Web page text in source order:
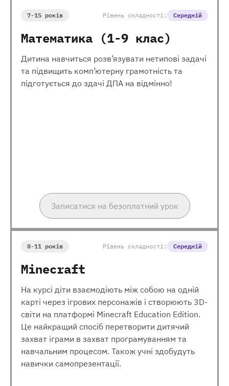
7-15 років Рівень складності: Середній
Математика (1-9 клас)
Дитина навчиться розв’язувати нетипові задачі
та підвищить комп’ютерну грамотність та
підготується до здачі ДПА на відмінно!
Записатися на безоплатний урок
8-11 років Рівень складності: Середній
Minecraft
На курсі діти взаємодіють між собою на одній
карті через ігрових персонажів і створюють 3D-
світи на платформі Minecraft Education Edition.
Це найкращий спосіб перетворити дитячий
захват іграми в захват програмуванням та
навчальним процесом. Також учні здобудуть
навички самопрезентації.